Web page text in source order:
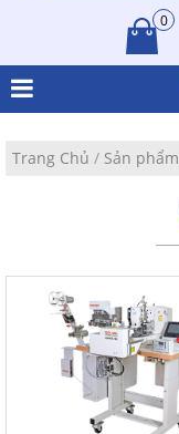
0
Trang Chủ / Sản phẩm